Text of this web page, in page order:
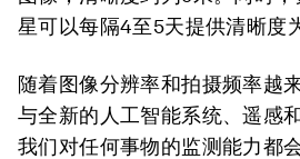
星可以每隔4至5天提供清晰度
随着图像分辨率和拍摄频率越
与全新的人工智能系统、遥感
我们对任何事物的监测能力都